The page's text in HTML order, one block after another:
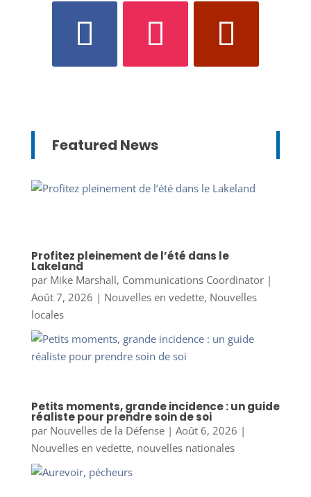
Featured News
Profitez pleinement de l’été dans le
Lakeland
par Mike Marshall, Communications Coordinator|
Août 7, 2026 | Nouvelles en vedette, Nouvelles
locales
Petits moments, grande incidence : un guide
réaliste pour prendre soin de soi
par Nouvelles de la Défense| Août 6, 2026 |
Nouvelles en vedette, nouvelles nationales